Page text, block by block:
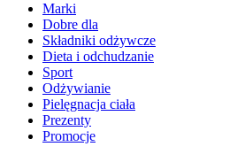
Marki
Dobre dla
Składniki odżywcze
Dieta i odchudzanie
Sport
Odżywianie
Pielęgnacja ciała
Prezenty
Promocje